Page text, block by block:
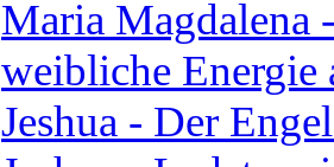
Maria Magdalena
weibliche Energie
Jeshua - Der